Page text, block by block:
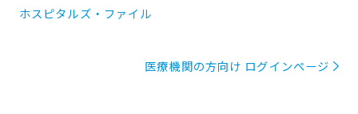
ホスピタルズ・ファイル
医療機関の方向け ログインページ